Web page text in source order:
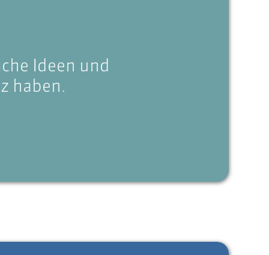
Ideen und
haben.